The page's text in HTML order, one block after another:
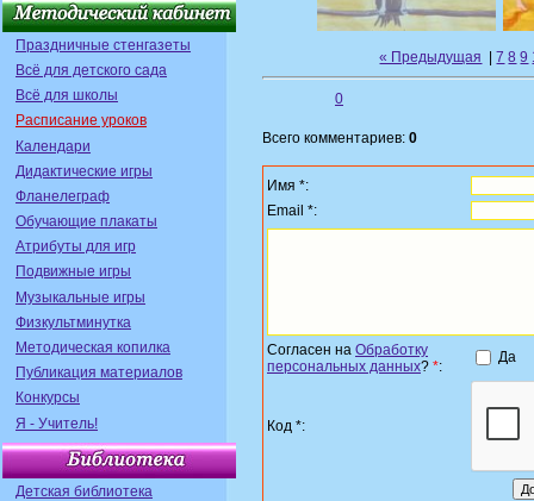
Праздничные стенгазеты
Всё для детского сада
Всё для школы
Расписание уроков
Календари
Дидактические игры
Фланелеграф
Обучающие плакаты
Атрибуты для игр
Подвижные игры
Музыкальные игры
Физкультминутка
Методическая копилка
Публикация материалов
Конкурсы
Я - Учитель!
Детская библиотека
« Предыдущая |7 8 9
0
Всего комментариев: 0
Имя *:
Email *:
Согласен на Обработку
персональных данных? *:
Да
Код *: